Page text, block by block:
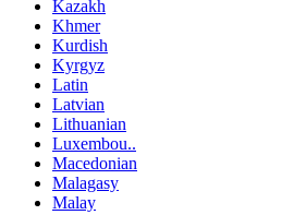
Kazakh
Khmer
Kurdish
Kyrgyz
Latin
Latvian
Lithuanian
Luxembou..
Macedonian
Malagasy
Malay